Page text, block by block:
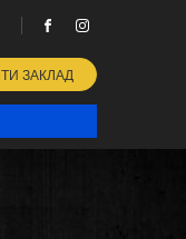
ЗАКЛАД